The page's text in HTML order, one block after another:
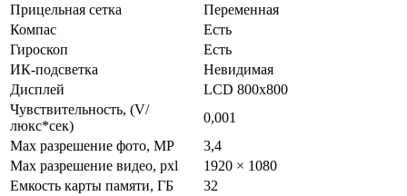
Прицельная сетка
Переменная
Компас
Есть
Гироскоп
Есть
ИК-подсветка
Невидимая
Дисплей
LCD 800x800
Чувствительность, (V/
люкс*сек)
0,001
Max разрешение фото, МР
3,4
Max разрешение видео, pxl
1920 × 1080
Емкость карты памяти, ГБ
32